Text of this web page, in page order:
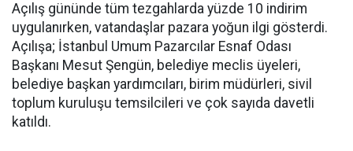
Açılış gününde tüm tezgahlarda yüzde 10 indirim
uygulanırken, vatandaşlar pazara yoğun ilgi gösterdi.
Açılışa; İstanbul Umum Pazarcılar Esnaf Odası
Başkanı Mesut Şengün, belediye meclis üyeleri,
belediye başkan yardımcıları, birim müdürleri, sivil
toplum kuruluşu temsilcileri ve çok sayıda davetli
katıldı.